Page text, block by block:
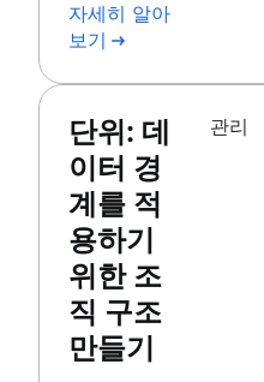
자세히 알아
보기
단위: 데
이터 경
계를 적
용하기
위한 조
직 구조
만들기
관리